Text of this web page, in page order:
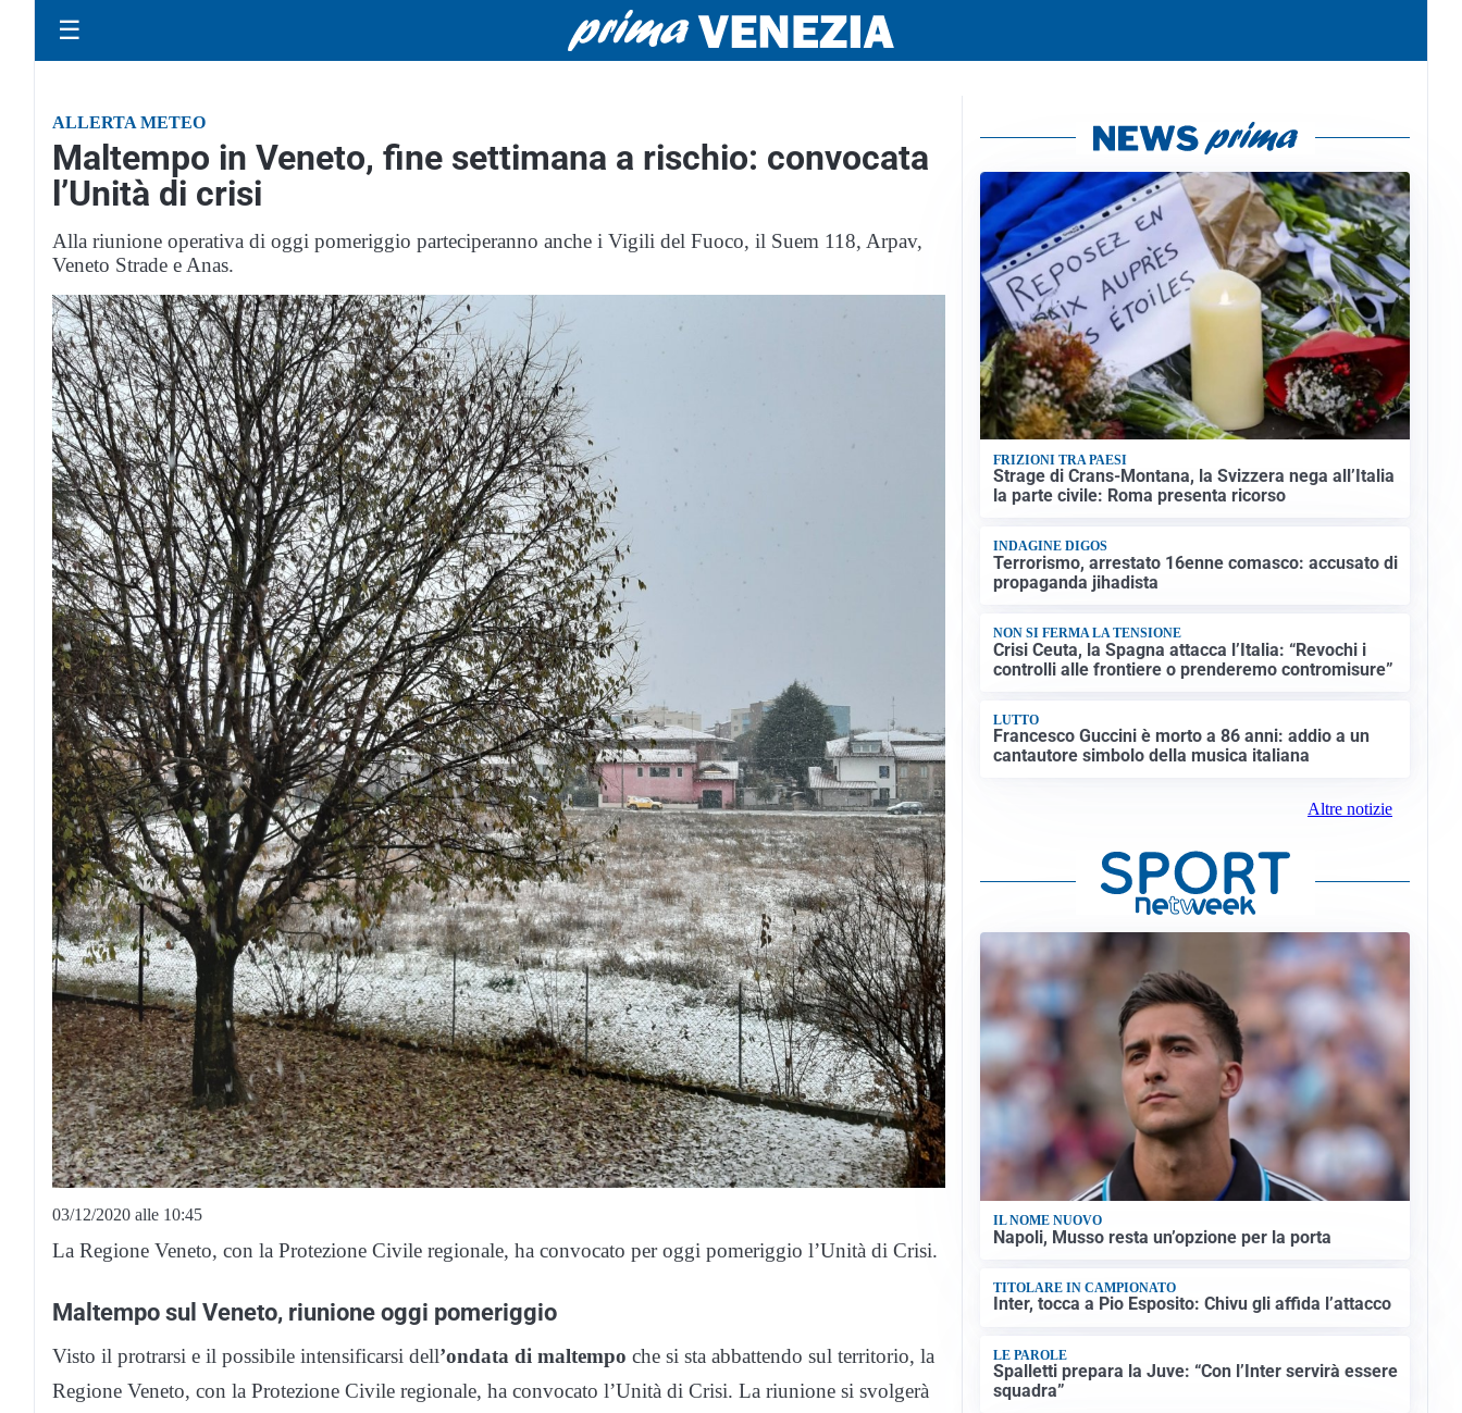
☰
ALLERTA METEO
Maltempo in Veneto, fine settimana a rischio: convocata
l’Unità di crisi
Alla riunione operativa di oggi pomeriggio parteciperanno anche i Vigili del Fuoco, il Suem 118, Arpav,
Veneto Strade e Anas.
03/12/2020 alle 10:45
La Regione Veneto, con la Protezione Civile regionale, ha convocato per oggi pomeriggio l’Unità di Crisi.
Maltempo sul Veneto, riunione oggi pomeriggio
Visto il protrarsi e il possibile intensificarsi dell’ondata di maltempo che si sta abbattendo sul territorio, la
Regione Veneto, con la Protezione Civile regionale, ha convocato l’Unità di Crisi. La riunione si svolgerà
FRIZIONI TRA PAESI
Strage di Crans-Montana, la Svizzera nega all’Italia
la parte civile: Roma presenta ricorso
INDAGINE DIGOS
Terrorismo, arrestato 16enne comasco: accusato di
propaganda jihadista
NON SI FERMA LA TENSIONE
Crisi Ceuta, la Spagna attacca l’Italia: “Revochi i
controlli alle frontiere o prenderemo contromisure”
LUTTO
Francesco Guccini è morto a 86 anni: addio a un
cantautore simbolo della musica italiana
Altre notizie
IL NOME NUOVO
Napoli, Musso resta un’opzione per la porta
TITOLARE IN CAMPIONATO
Inter, tocca a Pio Esposito: Chivu gli affida l’attacco
LE PAROLE
Spalletti prepara la Juve: “Con l’Inter servirà essere
squadra”